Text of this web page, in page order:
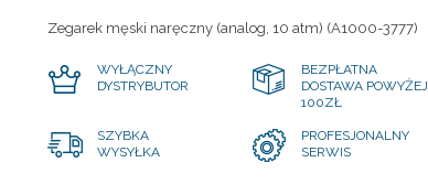
Zegarek męski naręczny (analog, 10 atm) (A1000-3777)
WYŁĄCZNY
DYSTRYBUTOR
BEZPŁATNA
DOSTAWA POWYŻEJ
100ZŁ
SZYBKA
WYSYŁKA
PROFESJONALNY
SERWIS